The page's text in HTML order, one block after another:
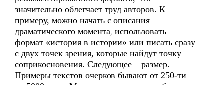
значительно облегчает труд авторов. К
примеру, можно начать с описания
драматического момента, использовать
формат «история в истории» или писать сразу
с двух точек зрения, которые найдут точку
соприкосновения. Следующее – размер.
Примеры текстов очерков бывают от 250-ти